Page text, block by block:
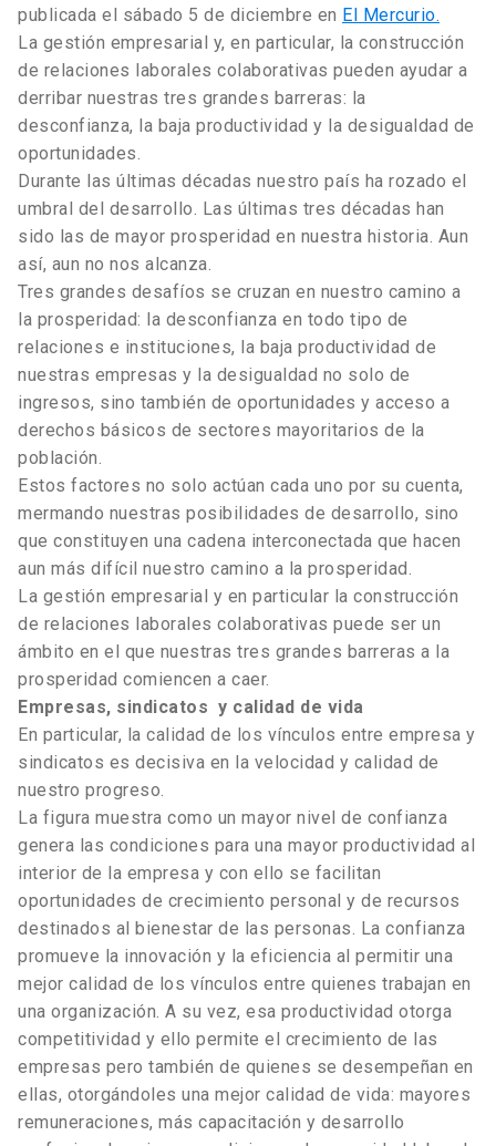
publicada el sábado 5 de diciembre en El Mercurio.
La gestión empresarial y, en particular, la construcción
de relaciones laborales colaborativas pueden ayudar a
derribar nuestras tres grandes barreras: la
desconfianza, la baja productividad y la desigualdad de
oportunidades.
Durante las últimas décadas nuestro país ha rozado el
umbral del desarrollo. Las últimas tres décadas han
sido las de mayor prosperidad en nuestra historia. Aun
así, aun no nos alcanza.
Tres grandes desafíos se cruzan en nuestro camino a
la prosperidad: la desconfianza en todo tipo de
relaciones e instituciones, la baja productividad de
nuestras empresas y la desigualdad no solo de
ingresos, sino también de oportunidades y acceso a
derechos básicos de sectores mayoritarios de la
población.
Estos factores no solo actúan cada uno por su cuenta,
mermando nuestras posibilidades de desarrollo, sino
que constituyen una cadena interconectada que hacen
aun más difícil nuestro camino a la prosperidad.
La gestión empresarial y en particular la construcción
de relaciones laborales colaborativas puede ser un
ámbito en el que nuestras tres grandes barreras a la
prosperidad comiencen a caer.
Empresas, sindicatos y calidad de vida
En particular, la calidad de los vínculos entre empresa y
sindicatos es decisiva en la velocidad y calidad de
nuestro progreso.
La figura muestra como un mayor nivel de confianza
genera las condiciones para una mayor productividad al
interior de la empresa y con ello se facilitan
oportunidades de crecimiento personal y de recursos
destinados al bienestar de las personas. La confianza
promueve la innovación y la eficiencia al permitir una
mejor calidad de los vínculos entre quienes trabajan en
una organización. A su vez, esa productividad otorga
competitividad y ello permite el crecimiento de las
empresas pero también de quienes se desempeñan en
ellas, otorgándoles una mejor calidad de vida: mayores
remuneraciones, más capacitación y desarrollo